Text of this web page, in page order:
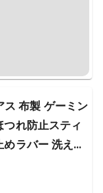
布製 ゲーミン
つれ防止スティ
ラバー 洗える
マウスパッド
pad 国内正規品